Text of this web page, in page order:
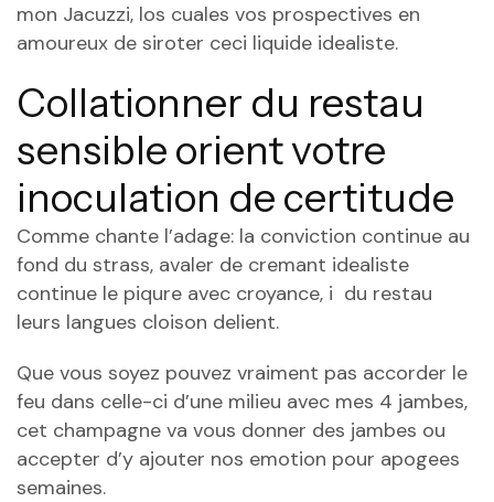
mon Jacuzzi, los cuales vos prospectives en
amoureux de siroter ceci liquide idealiste.
Collationner du restau
sensible orient votre
inoculation de certitude
Comme chante l’adage: la conviction continue au
fond du strass, avaler de cremant idealiste
continue le piqure avec croyance, i du restau
leurs langues cloison delient.
Que vous soyez pouvez vraiment pas accorder le
feu dans celle-ci d’une milieu avec mes 4 jambes,
cet champagne va vous donner des jambes ou
accepter d’y ajouter nos emotion pour apogees
semaines.